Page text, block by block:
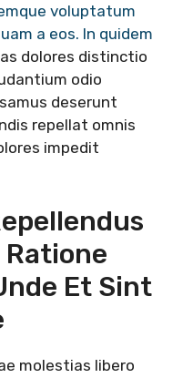
voluptatum
a eos. In quidem
dolores distinctio
odio
deserunt
repellat omnis
impedit
Et Sint
molestias libero